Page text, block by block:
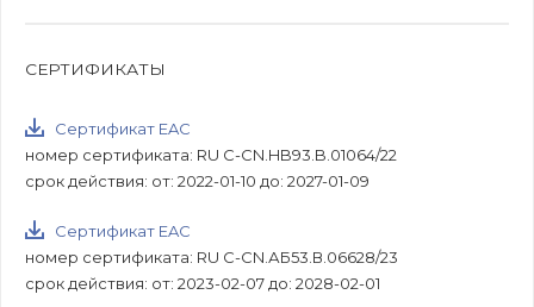
СЕРТИФИКАТЫ
Сертификат EAC
номер сертификата: RU C-CN.HB93.B.01064/22
срок действия: от: 2022-01-10 до: 2027-01-09
Сертификат EAC
номер сертификата: RU C-CN.АБ53.В.06628/23
срок действия: от: 2023-02-07 до: 2028-02-01